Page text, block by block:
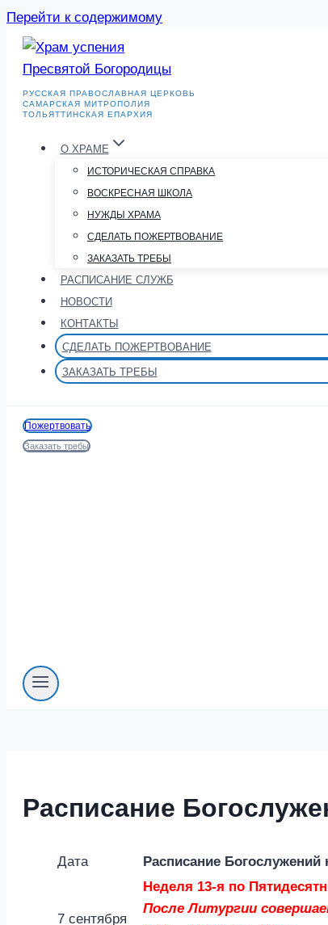
Перейти к содержимому
РУССКАЯ ПРАВОСЛАВНАЯ ЦЕРКОВЬ
САМАРСКАЯ МИТРОПОЛИЯ
ТОЛЬЯТТИНСКАЯ ЕПАРХИЯ
О ХРАМЕ
ИСТОРИЧЕСКАЯ СПРАВКА
ВОСКРЕСНАЯ ШКОЛА
НУЖДЫ ХРАМА
СДЕЛАТЬ ПОЖЕРТВОВАНИЕ
ЗАКАЗАТЬ ТРЕБЫ
РАСПИСАНИЕ СЛУЖБ
НОВОСТИ
КОНТАКТЫ
СДЕЛАТЬ ПОЖЕРТВОВАНИЕ
ЗАКАЗАТЬ ТРЕБЫ
Пожертвовать
Заказать требы
Расписание
Дата Расписание Богослужений
7 сентября
Неделя 13-я по
После Литургии